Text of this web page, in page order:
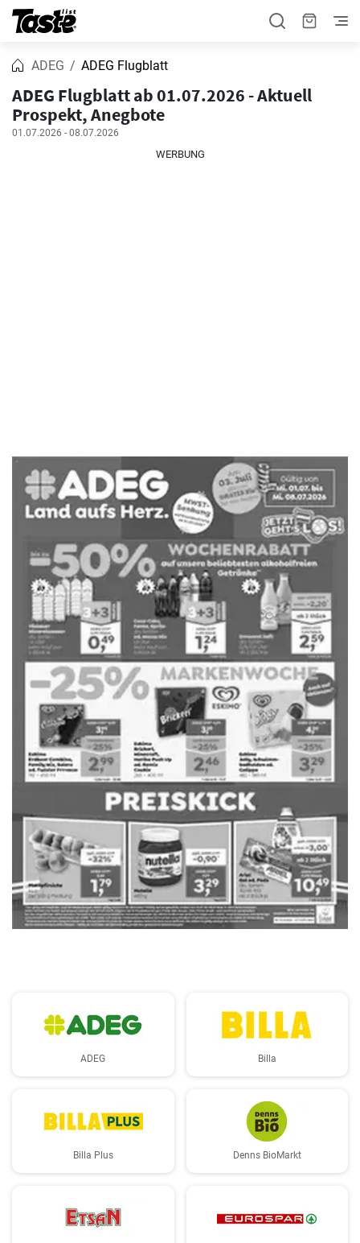
ADEG ADEG Flugblatt
ADEG Flugblatt ab 01.07.2026 - Aktuell
Prospekt, Anegbote
01.07.2026 - 08.07.2026
WERBUNG
WERBUNG
ADEG Billa
Billa Plus Denns BioMarkt